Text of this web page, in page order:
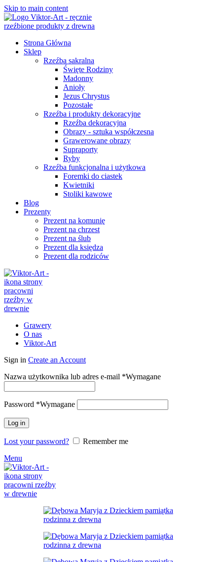
Skip to main content
Strona Główna
Sklep
Rzeźba sakralna
Święte Rodziny
Madonny
Anioły
Jezus Chrystus
Pozostałe
Rzeźba i produkty dekoracyjne
Rzeźba dekoracyjna
Obrazy - sztuka współczesna
Grawerowane obrazy
Supraporty
Ryby
Rzeźba funkcjonalna i użytkowa
Foremki do ciastek
Kwietniki
Stoliki kawowe
Blog
Prezenty
Prezent na komunię
Prezent na chrzest
Prezent na ślub
Prezent dla księdza
Prezent dla rodziców
Grawery
O nas
Viktor-Art
Sign in Create an Account
Nazwa użytkownika lub adres e-mail *Wymagane
Password *Wymagane
Log in
Lost your password?
Remember me
Menu